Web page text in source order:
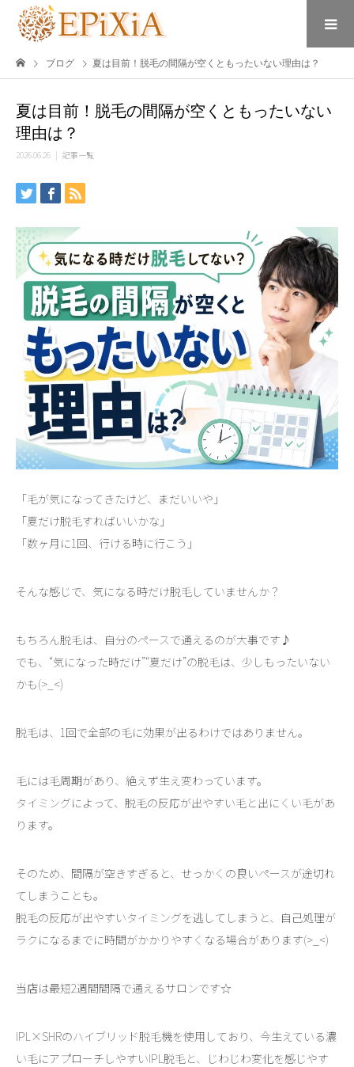
ブログ 夏は目前！脱毛の間隔が空くともったいない理由は？
夏は目前！脱毛の間隔が空くともったいない
理由は？
2026.06.26 記事一覧
「毛が気になってきたけど、まだいいや」
「夏だけ脱毛すればいいかな」
「数ヶ月に1回、行ける時に行こう」
そんな感じで、気になる時だけ脱毛していませんか？
もちろん脱毛は、自分のペースで通えるのが大事です♪
でも、“気になった時だけ”“夏だけ”の脱毛は、少しもったいない
かも(>_<)
脱毛は、1回で全部の毛に効果が出るわけではありません。
毛には毛周期があり、絶えず生え変わっています。
タイミングによって、脱毛の反応が出やすい毛と出にくい毛があ
ります。
そのため、間隔が空きすぎると、せっかくの良いペースが途切れ
てしまうことも。
脱毛の反応が出やすいタイミングを逃してしまうと、自己処理が
ラクになるまでに時間がかかりやすくなる場合があります(>_<)
当店は最短2週間間隔で通えるサロンです☆
IPL×SHRのハイブリッド脱毛機を使用しており、今生えている濃
い毛にアプローチしやすいIPL脱毛と、じわじわ変化を感じやす